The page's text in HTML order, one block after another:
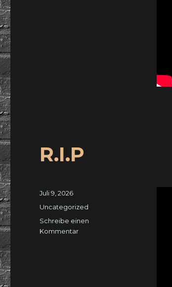
R.I.P
Veröffentlicht
Juli 9, 2026
Kategorien
Uncategorized
Schreibe einen
Kommentarzu